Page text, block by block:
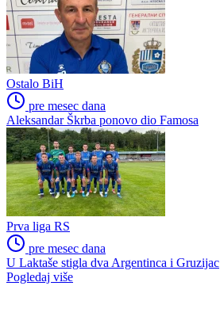
Ostalo BiH
pre mesec dana
Aleksandar Škrba ponovo dio Famosa
Prva liga RS
pre mesec dana
U Laktaše stigla dva Argentinca i Gruzijac
Pogledaj više